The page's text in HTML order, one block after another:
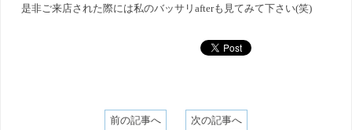
是非ご来店された際には私のバッサリafterも見てみて下さい(笑)
前の記事へ 次の記事へ